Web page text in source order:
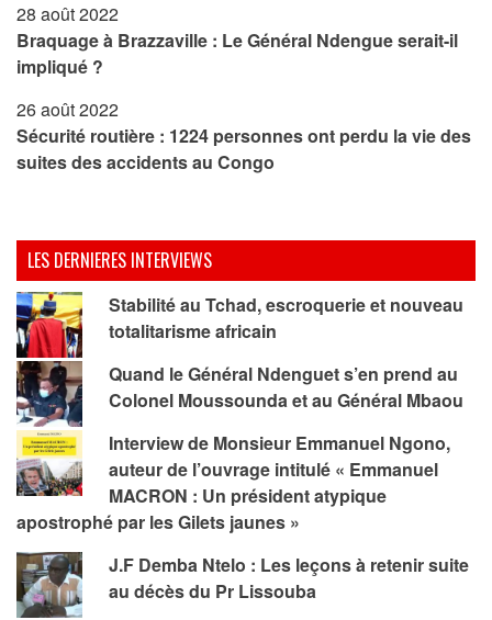
28 août 2022
Braquage à Brazzaville : Le Général Ndengue serait-il
impliqué ?
26 août 2022
Sécurité routière : 1224 personnes ont perdu la vie des
suites des accidents au Congo
LES DERNIERES INTERVIEWS
Stabilité au Tchad, escroquerie et nouveau
totalitarisme africain
Quand le Général Ndenguet s’en prend au
Colonel Moussounda et au Général Mbaou
Interview de Monsieur Emmanuel Ngono,
auteur de l’ouvrage intitulé « Emmanuel
MACRON : Un président atypique
apostrophé par les Gilets jaunes »
J.F Demba Ntelo : Les leçons à retenir suite
au décès du Pr Lissouba